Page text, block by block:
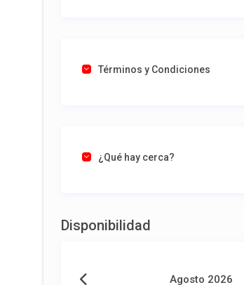
Términos y Condiciones
¿Qué hay cerca?
Disponibilidad
Agosto 2026